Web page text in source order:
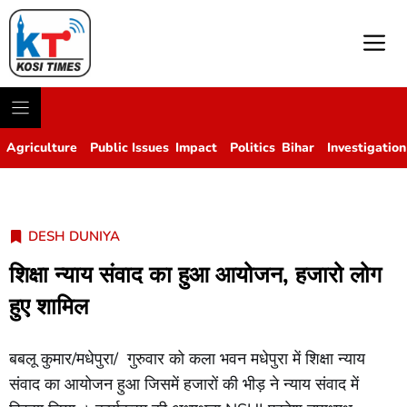
Agriculture Public Issues Impact Politics Bihar Investigation
DESH DUNIYA
शिक्षा न्याय संवाद का हुआ आयोजन, हजारो लोग
हुए शामिल
बबलू कुमार/मधेपुरा/ गुरुवार को कला भवन मधेपुरा में शिक्षा न्याय
संवाद का आयोजन हुआ जिसमें हजारों की भीड़ ने न्याय संवाद में